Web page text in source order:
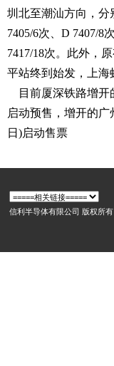
圳北至潮汕方向，分
7405/6次、D 7407/8
7417/18次。此外，
平站终到始发，上海
目前厦深铁路增开
启动预售，增开的
日)启动售票
信利半导体有限公司 版权所